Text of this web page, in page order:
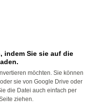
indem Sie sie auf die
möchten. Sie können
sie von Google Drive oder
die Datei auch einfach per
ziehen.